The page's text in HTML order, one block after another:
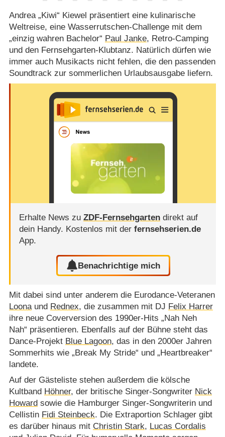
Andrea „Kiwi“ Kiewel präsentiert eine kulinarische
Weltreise, eine Wasserrutschen-Challenge mit dem
„einzig wahren Bachelor“ Paul Janke, Retro-Camping
und den Fernsehgarten-Klubtanz. Natürlich dürfen wie
immer auch Musikacts nicht fehlen, die den passenden
Soundtrack zur sommerlichen Urlaubsausgabe liefern.
Erhalte News zu ZDF-Fernsehgartendirekt auf
dein Handy. Kostenlos mit der fernsehserien.de
App.
Benachrichtige mich
Mit dabei sind unter anderem die Eurodance-Veteranen
Loonaund Rednex, die zusammen mit DJ Felix Harrer
ihre neue Coverversion des 1990er-Hits „Nah Neh
Nah“ präsentieren. Ebenfalls auf der Bühne steht das
Dance-Projekt Blue Lagoon, das in den 2000er Jahren
Sommerhits wie „Break My Stride“ und „Heartbreaker“
landete.
Auf der Gästeliste stehen außerdem die kölsche
Kultband Höhner, der britische Singer-Songwriter Nick
Howard sowie die Hamburger Singer-Songwriterin und
Cellistin Fidi Steinbeck. Die Extraportion Schlager gibt
es darüber hinaus mit Christin Stark, Lucas Cordalis